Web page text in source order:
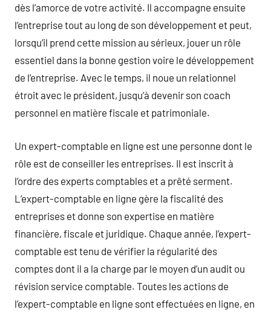
dès l’amorce de votre activité. Il accompagne ensuite
l’entreprise tout au long de son développement et peut,
lorsqu’il prend cette mission au sérieux, jouer un rôle
essentiel dans la bonne gestion voire le développement
de l’entreprise. Avec le temps, il noue un relationnel
étroit avec le président, jusqu’à devenir son coach
personnel en matière fiscale et patrimoniale.
Un expert-comptable en ligne est une personne dont le
rôle est de conseiller les entreprises. Il est inscrit à
l’ordre des experts comptables et a prêté serment.
L’expert-comptable en ligne gère la fiscalité des
entreprises et donne son expertise en matière
financière, fiscale et juridique. Chaque année, l’expert-
comptable est tenu de vérifier la régularité des
comptes dont il a la charge par le moyen d’un audit ou
révision service comptable. Toutes les actions de
l’expert-comptable en ligne sont effectuées en ligne, en